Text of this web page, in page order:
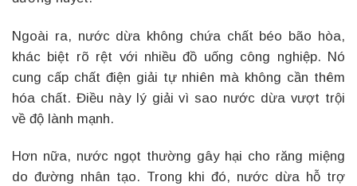
Ngoài ra, nước dừa không chứa chất béo bão hòa,
khác biệt rõ rệt với nhiều đồ uống công nghiệp. Nó
cung cấp chất điện giải tự nhiên mà không cần thêm
hóa chất. Điều này lý giải vì sao nước dừa vượt trội
về độ lành mạnh.
Hơn nữa, nước ngọt thường gây hại cho răng miệng
do đường nhân tạo. Trong khi đó, nước dừa hỗ trợ